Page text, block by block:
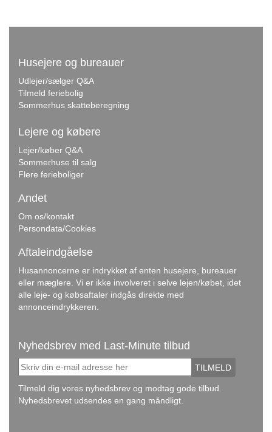
Husejere og bureauer
Udlejer/sælger Q&A
Tilmeld feriebolig
Sommerhus skatteberegning
Lejere og købere
Lejer/køber Q&A
Sommerhuse til salg
Flere ferieboliger
Andet
Om os/kontakt
Persondata/Cookies
Aftaleindgåelse
Husannoncerne er indrykket af enten husejere, bureauer
eller mæglere. Vi er ikke involveret i selve lejen/købet, idet
alle leje- og købsaftaler indgås direkte med
annonceindrykkeren.
Nyhedsbrev med Last-Minute tilbud
TILMELD
Tilmeld dig vores nyhedsbrev og modtag gode tilbud.
Nyhedsbrevet udsendes en gang måndligt.